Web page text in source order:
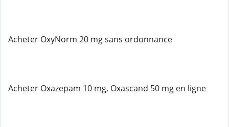
Acheter OxyNorm 20 mg sans ordonnance
Acheter Oxazepam 10 mg, Oxascand 50 mg en ligne